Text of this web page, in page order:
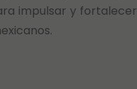
impulsar y fortalecer